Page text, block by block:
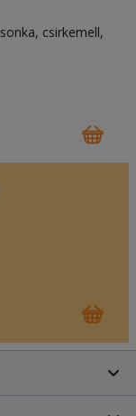
sonka csirkemell